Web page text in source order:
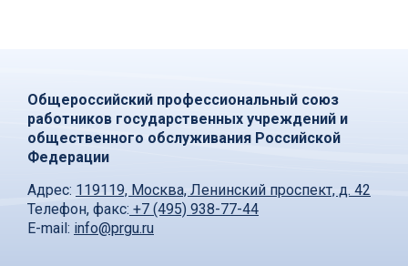
Общероссийский профессиональный союз
работников государственных учреждений и
общественного обслуживания Российской
Федерации
Адрес: 119119, Москва, Ленинский проспект, д. 42
Телефон, факс: +7 (495) 938-77-44
E-mail: info@prgu.ru